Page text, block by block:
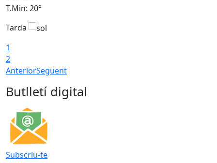
T.Min: 20°
Tarda
1
2
AnteriorSegüent
Butlletí digital
Subscriu-te